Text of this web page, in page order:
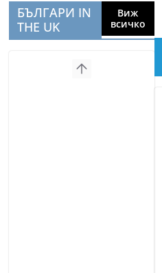
БЪЛГАРИ IN
THE UK
Виж
всичко